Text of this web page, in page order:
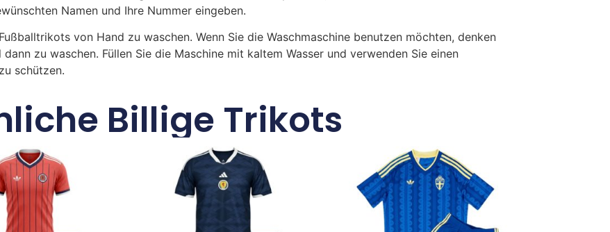
Namen und Ihre Nummer eingeben.
von Hand zu waschen. Wenn Sie die Waschmaschine benutzen möchten, denken
zu waschen. Füllen Sie die Maschine mit kaltem Wasser und verwenden Sie einen
schützen.
Billige Trikots